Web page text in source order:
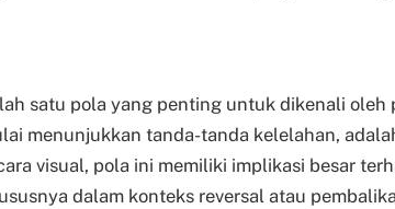
satu pola yang penting untuk dikenali oleh
menunjukkan tanda-tanda kelelahan,
visual, pola ini memiliki implikasi besar
dalam konteks reversal atau